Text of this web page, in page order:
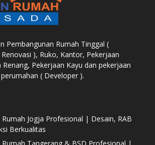
Pembangunan Rumah Tinggal (
), Ruko, Kantor, Pekerjaan
Pekerjaan Kayu dan pekerjaan
( Developer ).
Rumah Jogja Profesional | Desain, RAB
Berkualitas